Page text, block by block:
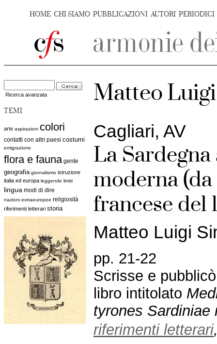
HOME CHI SIAMO PUBBLICAZIONI AUTORI PERIODICI
Ricerca avanzata
TEMI
arte aspirazioni colori
contatti con altri paesi costumi
emigrazione
flora e fauna gente
geografia giornalismo istruzione
italia ed europa leggende limiti
lingua modi di dire
nazioni extraeuropee religiosità
riferimenti letterari storia
Matteo
Cagliari, AV
La Sardegna
moderna
francese del
Matteo Luigi
pp. 21-22
Scrisse e
libro intitolato
tyrones Sardiniae
riferimenti letterari